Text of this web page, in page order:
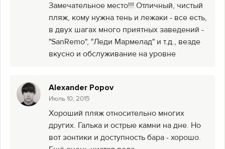
Замечательное место!!! Отличный, чистый
пляж, кому нужна тень и лежаки - все есть,
в двух шагах много приятных заведений -
"SanRemo", "Леди Мармелад" и т.д., везде
вкусно и обслуживание на уровне
Alexander Popov
Июль 10, 2015
Хороший пляж относительно многих
других. Галька и острые камни на дне. Но
вот зонтики и доступность бара - хорошо.